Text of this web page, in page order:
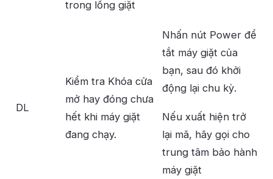
trong lồng giặt
DL
Kiểm tra Khóa cửa
mở hay đóng chưa
hết khi máy giặt
đang chạy.
Nhấn nút Power để
tắt máy giặt của
bạn, sau đó khởi
động lại chu kỳ.
Nếu xuất hiện trở
lại mã, hãy gọi cho
trung tâm bảo hành
máy giặt